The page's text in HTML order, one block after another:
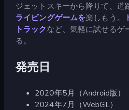
ジェットスキーから降りて、道
ライビングゲームを楽しもう。
トラックなど、気軽に試せるゲ
る。
発売日
2020年5月（Android版）
2024年7月（WebGL）